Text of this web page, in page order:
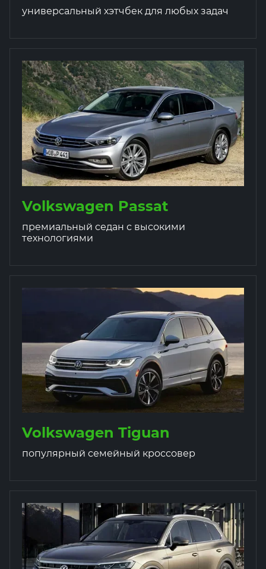
универсальный хэтчбек для любых задач
Volkswagen Passat
премиальный седан с высокими
технологиями
Volkswagen Tiguan
популярный семейный кроссовер